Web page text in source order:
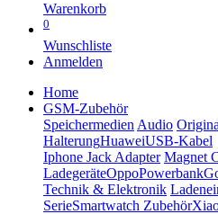
Warenkorb
0
Wunschliste
Anmelden
Home
GSM-Zubehör
Speichermedien Audio
HalterungHuaweiUSB-Kabel
Iphone Jack Adapter Magnet
LadegeräteOppoPowerbank
Technik & Elektronik
SerieSmartwatch Zubehör